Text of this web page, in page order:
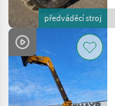
předváděcí stroj